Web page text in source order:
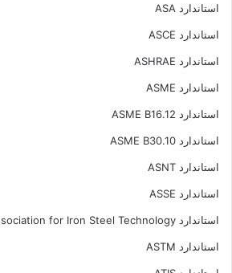
استاندارد ASA
استاندارد ASCE
استاندارد ASHRAE
استاندارد ASME
استاندارد ASME B16.12
استاندارد ASME B30.10
استاندارد ASNT
استاندارد ASSE
استاندارد Association for Iron Steel Technology
استاندارد ASTM